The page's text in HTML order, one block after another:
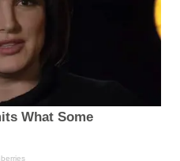
What Some